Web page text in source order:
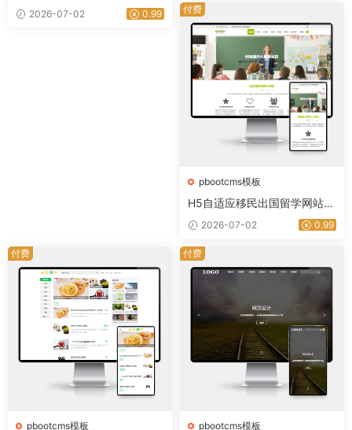
整站源码 PHP 自适应应用产
品宣传下载单页网站模板｜星
2026-07-02 0.99
pbootcms模板
H5自适应移民出国留学网站模
板 | PbootCMS教育培训机构
源码｜星途资源网
2026-07-02 0.99
付费
pbootcms模板
付费
pbootcms模板
付费